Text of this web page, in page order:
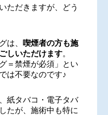
ただきますが、どう
は、 喫煙者の方も施
しいただけます。
＝禁煙が必須」とい
は不要なのです♪
紙タバコ・電子タバ
たが、施術中も特に